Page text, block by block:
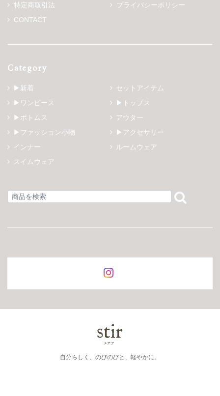
特定商取引法
プライバシーポリシー
CONTACT
Category
▶新着
セットアイテム
▶ワンピース
▶トップス
▶ボトムス
アウター
▶ファッション小物
▶アクセサリー
インナー
ルームウェア
スイムウェア
自分らしく、のびのびと、軽やかに。